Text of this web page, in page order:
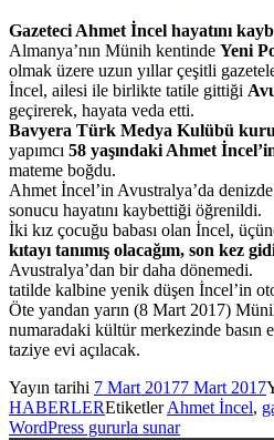
Gazeteci Ahmet İncel hayatını
Almanya’nın Münih kentinde Yeni
olmak üzere uzun yıllar çeşitli
İncel, ailesi ile birlikte tatile gittiği
geçirerek, hayata veda etti.
Bavyera Türk Medya Kulübü
yapımcı 58 yaşındaki Ahmet
mateme boğdu.
Ahmet İncel’in Avustralya’da
sonucu hayatını kaybettiği öğrenildi.
İki kız çocuğu babası olan İncel,
kıtayı tanımış olacağım, son kez
Avustralya’dan bir daha dönemedi.
tatilde kalbine yenik düşen İncel’in
Öte yandan yarın (8 Mart 2017)
numaradaki kültür merkezinde basın
taziye evi açılacak.
Yayın tarihi 7 Mart 20177 Mart 2017
HABERLEREtiketlerAhmet İncel,
WordPress gururla sunar